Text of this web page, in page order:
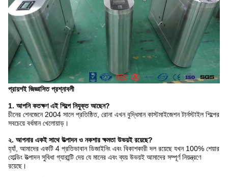
প্রায়শই জিজ্ঞাসিত প্রশ্নাবলী
1. আপনি কতক্ষণ এই শিল্পে নিযুক্ত আছেন?
চীনের শেনজেনে 2004 সালে প্রতিষ্ঠিত, রোনা এখন বুদ্ধিমান কাস্টমাইজেশন টার্নস্টাইল শিল্পের
সবচেয়ে বর্ধমান খেলোয়াড়।
২. আপনার একই সাথে উত্পাদন ও নকশার ক্ষমতা উভয়ই রয়েছে?
হ্যাঁ, আমাদের একটি 4 প্রতিভাবান ডিজাইনিং এবং বিকাশকারী দল রয়েছে যখন 100% শেয়ার
হোল্ডিং উত্পাদন সুবিধা গ্যারান্টি দেয় যে মানের এবং ব্যয় উভয়ই আমাদের সম্পূর্ণ নিয়ন্ত্রণে
রয়েছে।